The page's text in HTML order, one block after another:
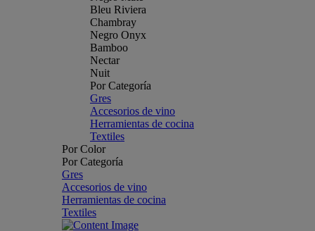
Bleu Riviera
Chambray
Negro Onyx
Bamboo
Nectar
Nuit
Por Categoría
Gres
Accesorios de vino
Herramientas de cocina
Textiles
Por Color
Por Categoría
Gres
Accesorios de vino
Herramientas de cocina
Textiles